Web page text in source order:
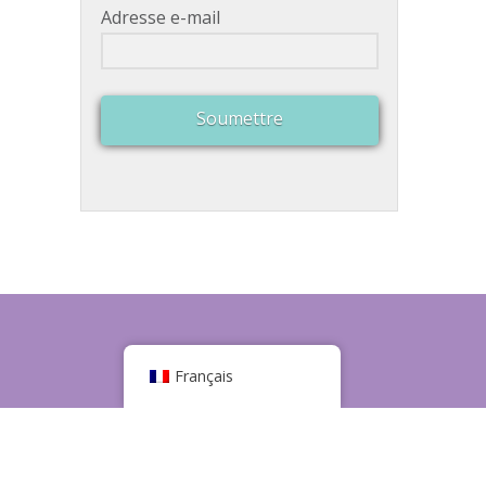
Adresse e-mail
Soumettre
Français